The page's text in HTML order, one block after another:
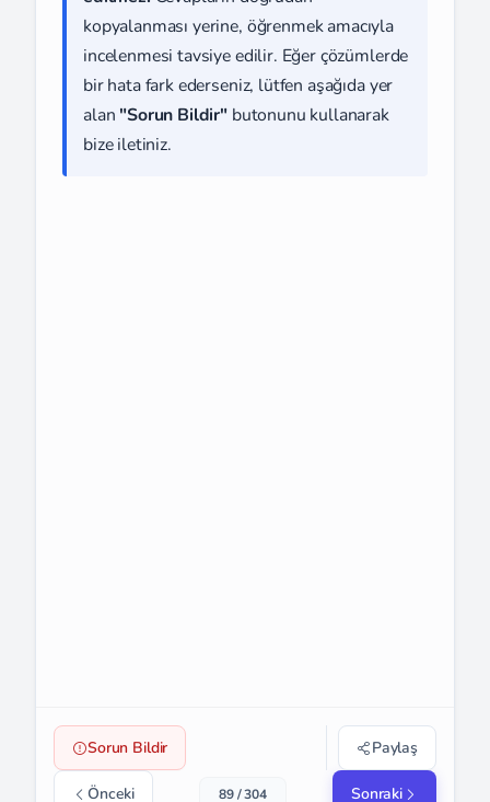
kopyalanması yerine, öğrenmek amacıyla
incelenmesi tavsiye edilir. Eğer çözümlerde
bir hata fark ederseniz, lütfen aşağıda yer
alan "Sorun Bildir" butonunu kullanarak
bize iletiniz.
Sorun Bildir Paylaş
Önceki 89 / 304 Sonraki